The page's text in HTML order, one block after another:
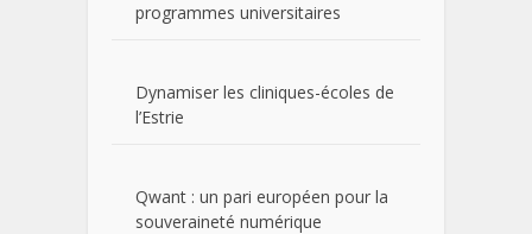
programmes universitaires
Dynamiser les cliniques-écoles de
l’Estrie
Qwant : un pari européen pour la
souveraineté numérique